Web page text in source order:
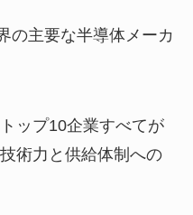
の主要な半導体メーカ
ップ10企業すべてが
術力と供給体制への